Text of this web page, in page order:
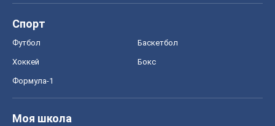
Спорт
Футбол Баскетбол
Хоккей Бокс
Формула-1
Моя школа